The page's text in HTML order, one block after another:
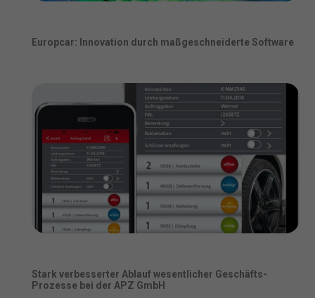
Europcar: Innovation durch maßgeschneiderte Software
Stark verbesserter Ablauf wesentlicher Geschäfts-
Prozesse bei der APZ GmbH